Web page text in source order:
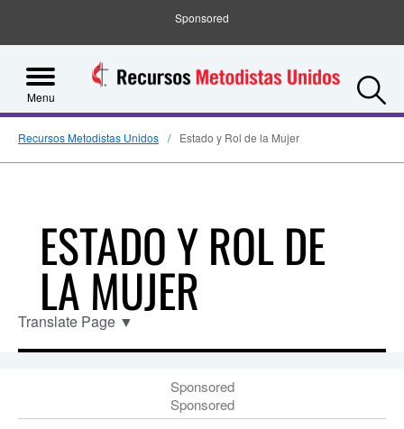
Sponsored
Menu
Recursos Metodistas Unidos Estado y Rol de la Mujer
ESTADO Y ROL DE
LA MUJER
Translate Page ▼
Sponsored
Sponsored